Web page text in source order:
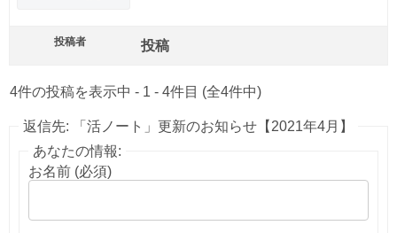
投稿者 投稿
4件の投稿を表示中 - 1 - 4件目 (全4件中)
返信先: 「活ノート」更新のお知らせ【2021年4月】
あなたの情報:
お名前 (必須)